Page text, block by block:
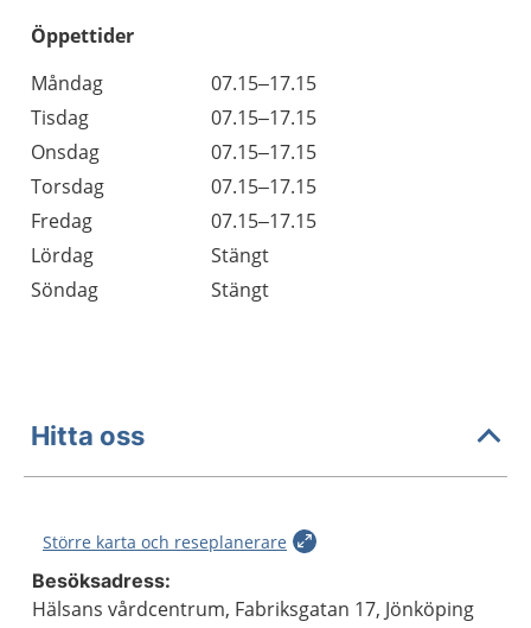
Öppettider
Dag
Öppettider
Kommentarer
Måndag
07.15–17.15
Tisdag
07.15–17.15
Onsdag
07.15–17.15
Torsdag
07.15–17.15
Fredag
07.15–17.15
Lördag
Stängt
Söndag
Stängt
Hitta oss
Större karta och reseplanerare
Besöksadress:
Hälsans vårdcentrum, Fabriksgatan 17, Jönköping